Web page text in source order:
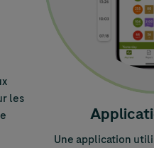
les
Une application